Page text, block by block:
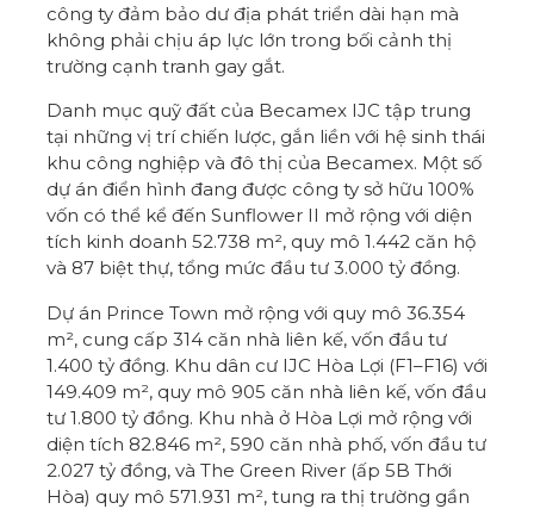
công ty đảm bảo dư địa phát triển dài hạn mà
không phải chịu áp lực lớn trong bối cảnh thị
trường cạnh tranh gay gắt.
Danh mục quỹ đất của Becamex IJC tập trung
tại những vị trí chiến lược, gắn liền với hệ sinh thái
khu công nghiệp và đô thị của Becamex. Một số
dự án điển hình đang được công ty sở hữu 100%
vốn có thể kể đến Sunflower II mở rộng với diện
tích kinh doanh 52.738 m², quy mô 1.442 căn hộ
và 87 biệt thự, tổng mức đầu tư 3.000 tỷ đồng.
Dự án Prince Town mở rộng với quy mô 36.354
m², cung cấp 314 căn nhà liên kế, vốn đầu tư
1.400 tỷ đồng. Khu dân cư IJC Hòa Lợi (F1–F16) với
149.409 m², quy mô 905 căn nhà liên kế, vốn đầu
tư 1.800 tỷ đồng. Khu nhà ở Hòa Lợi mở rộng với
diện tích 82.846 m², 590 căn nhà phố, vốn đầu tư
2.027 tỷ đồng, và The Green River (ấp 5B Thới
Hòa) quy mô 571.931 m², tung ra thị trường gần